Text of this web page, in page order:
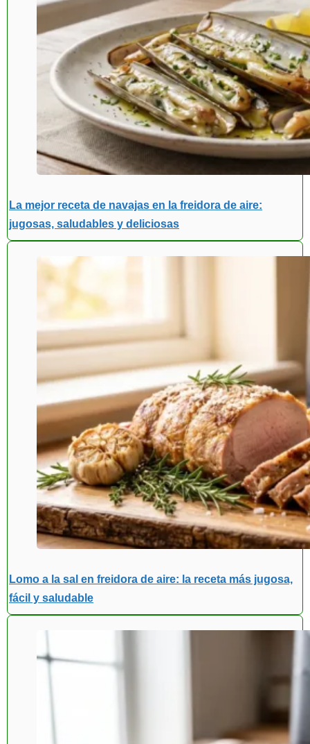
La mejor receta de navajas en la freidora de aire:
jugosas, saludables y deliciosas
Lomo a la sal en freidora de aire: la receta más jugosa,
fácil y saludable